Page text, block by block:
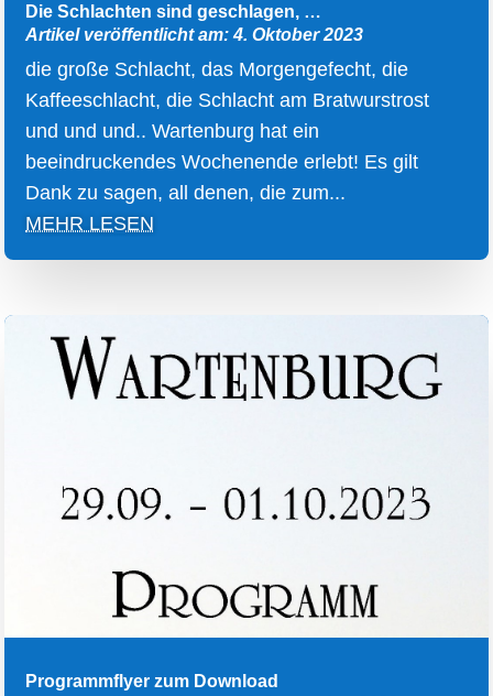
Die Schlachten sind geschlagen, …
Artikel veröffentlicht am: 4. Oktober 2023
die große Schlacht, das Morgengefecht, die
Kaffeeschlacht, die Schlacht am Bratwurstrost
und und und.. Wartenburg hat ein
beeindruckendes Wochenende erlebt! Es gilt
Dank zu sagen, all denen, die zum...
MEHR LESEN
Programmflyer zum Download